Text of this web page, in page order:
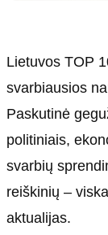
Lietuvos TOP
svarbiausios
Paskutinė
politiniais,
svarbių
reiškinių –
aktualijas.